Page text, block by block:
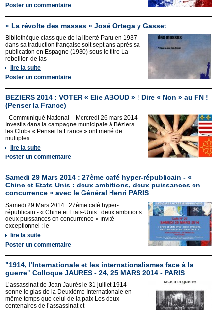
Poster un commentaire
« La révolte des masses » José Ortega y Gasset
Bibliothèque classique de la liberté Paru en 1937
dans sa traduction française soit sept ans après sa
publication en Espagne (1930) sous le titre La
rebellion de las
lire la suite
Poster un commentaire
BEZIERS 2014 : VOTER « Elie ABOUD » ! Dire « Non » au FN !
(Penser la France)
- Communiqué National – Mercredi 26 mars 2014
Investis dans la campagne municipale à Béziers
les Clubs « Penser la France » ont mené de
multiples
lire la suite
Poster un commentaire
Samedi 29 Mars 2014 : 27ème café hyper-républicain - «
Chine et Etats-Unis : deux ambitions, deux puissances en
concurrence » avec le Général Henri PARIS
Samedi 29 Mars 2014 : 27ème café hyper-
républicain - « Chine et Etats-Unis : deux ambitions
deux puissances en concurrence » Invité
exceptionnel : le
lire la suite
Poster un commentaire
"1914, l’Internationale et les internationalismes face à la
guerre" Colloque JAURES - 24, 25 MARS 2014 - PARIS
L’assassinat de Jean Jaurès le 31 juillet 1914
sonne le glas de la Deuxième Internationale en
même temps que celui de la paix Les deux
centenaires de l’assassinat et